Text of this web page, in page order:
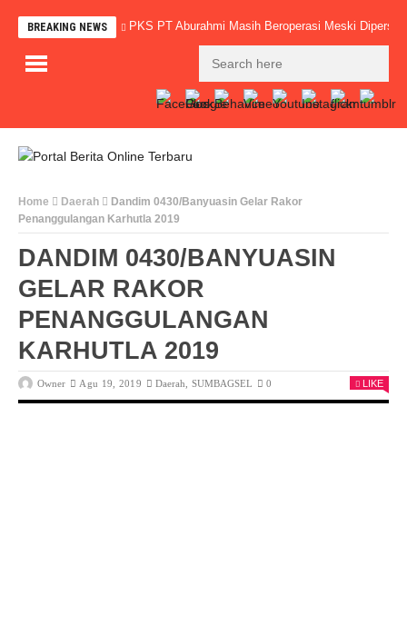
BREAKING NEWS PKS PT Aburahmi Masih Beroperasi Meski
Home Daerah
Dandim 0430/Banyuasin Gelar Rakor
Penanggulangan Karhutla 2019
DANDIM 0430/BANYUASIN
GELAR RAKOR
PENANGGULANGAN
KARHUTLA 2019
Owner Agu 19, 2019 Daerah SUMBAGSEL 0 LIKE